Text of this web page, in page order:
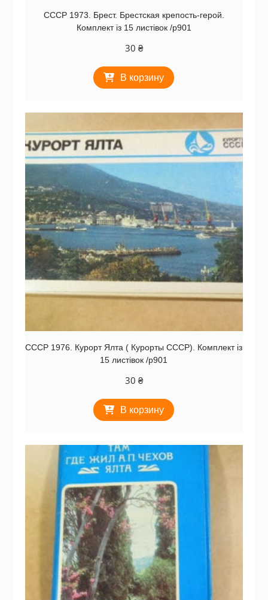
СССР 1973. Брест. Брестская крепость-герой.
Комплект із 15 листівок /р901
30 ₴
В корзину
СССР 1976. Курорт Ялта ( Курорты СССР). Комплект із
15 листівок /р901
30 ₴
В корзину